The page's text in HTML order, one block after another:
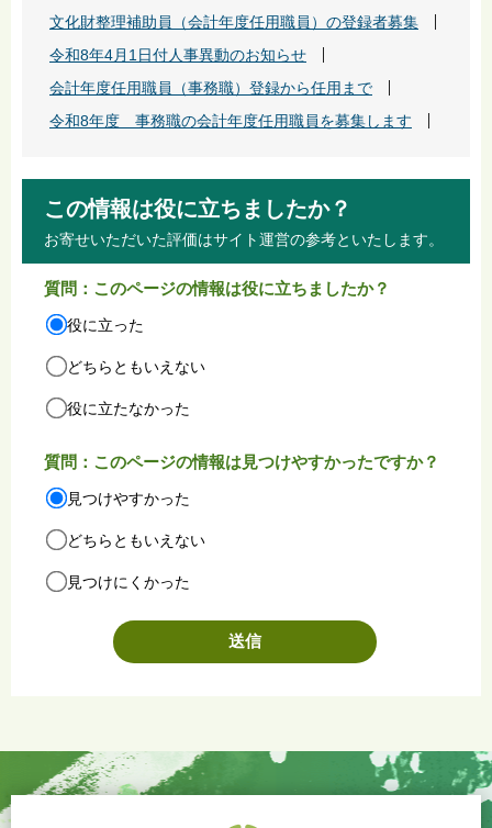
文化財整理補助員（会計年度任用職員）の登録者募集
令和8年4月1日付人事異動のお知らせ
会計年度任用職員（事務職）登録から任用まで
令和8年度 事務職の会計年度任用職員を募集します
この情報は役に立ちましたか？
お寄せいただいた評価はサイト運営の参考といたします。
質問：このページの情報は役に立ちましたか？
役に立った
どちらともいえない
役に立たなかった
質問：このページの情報は見つけやすかったですか？
見つけやすかった
どちらともいえない
見つけにくかった